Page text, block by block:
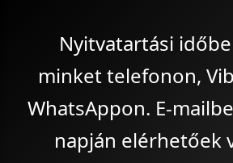
Nyitvatartási
minket telefonon,
WhatsAppon. E-
napján elérhetőek